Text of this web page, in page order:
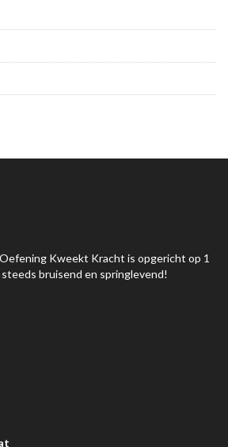
Kweekt Kracht is opgericht op 1
bruisend en springlevend!